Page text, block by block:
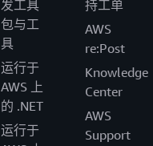
发工具
包与工
具
运行于
AWS 上
的 .NET
运行于
持工单
AWS
re:Post
Knowledge
Center
AWS
Support